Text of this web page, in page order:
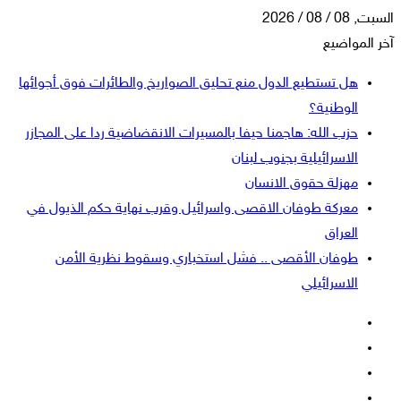
السبت, 08 / 08 / 2026
آخر المواضيع
هل تستطيع الدول منع تحليق الصواريخ والطائرات فوق أجوائها
الوطنية؟
حزب الله: هاجمنا حيفا بالمسيرات الانقضاضية ردا على المجازر
الاسرائيلية بجنوب لبنان
مهزلة حقوق الانسان
معركة طوفان الاقصى واسرائيل وقرب نهاية حكم الذيول في
العراق
طوفان الأقصى .. فشل استخباري وسقوط نظرية الأمن
الاسرائيلي